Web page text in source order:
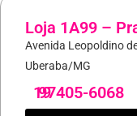
Loja 1A99 –
Avenida Leopoldino
Uberaba/MG
19
97405-6068